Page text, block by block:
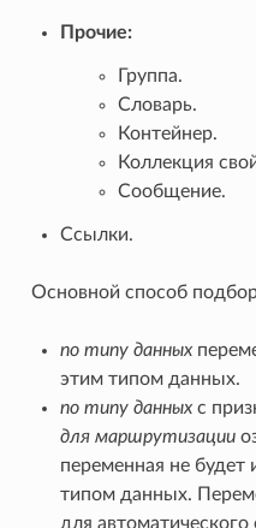
Прочие:
Группа.
Словарь.
Контейнер.
Коллекция
Сообщение.
Ссылки.
Основной способ
по типу данных
этим типом данных.
по типу данныхс
для маршрутизации
переменная не будет
типом данных.
для